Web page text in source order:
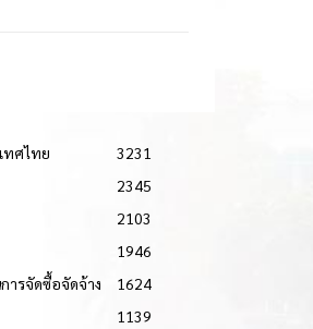
ทศไทย
3231
2345
2103
1946
การจัดซื้อจัดจ้าง
1624
1139